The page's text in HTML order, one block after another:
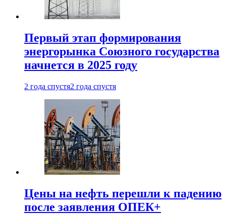
Первый этап формирования
энергорынка Союзного государства
начнется в 2025 году
2 года спустя2 года спустя
Цены на нефть перешли к падению
после заявления ОПЕК+